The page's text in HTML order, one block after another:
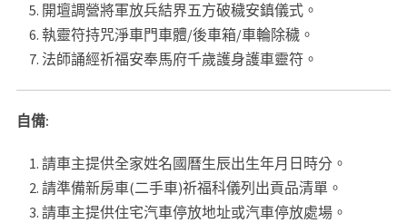
開壇調營將軍放兵結界五方破穢安鎮儀式。
執靈符持咒淨車門車體/後車箱/車輪除穢。
法師誦經祈福安奉馬府千歲護身護車靈符。
自備:
請車主提供全家姓名國曆生辰出生年月日時分。
請準備新房車(二手車)祈福科儀列出貢品清單。
請車主提供住宅汽車停放地址或汽車停放處場。